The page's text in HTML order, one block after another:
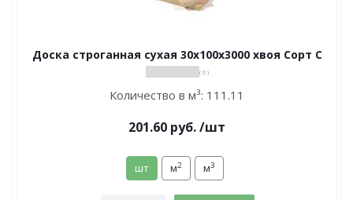
Доска строганная сухая 30х100х3000 хвоя Сорт С
( 0 )
Количество в м³: 111.11
201.60 руб./шт
шт м2 м3